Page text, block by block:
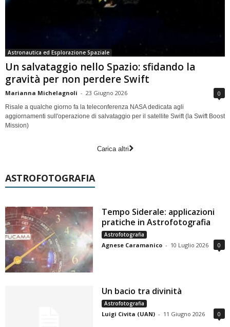
Astronautica ed Esplorazione Spaziale
Un salvataggio nello Spazio: sfidando la
gravità per non perdere Swift
Marianna Michelagnoli - 23 Giugno 2026 0
Risale a qualche giorno fa la teleconferenza NASA dedicata agli
aggiornamenti sull'operazione di salvataggio per il satellite Swift (la Swift Boost
Mission)
Carica altri
ASTROFOTOGRAFIA
Tempo Siderale: applicazioni
pratiche in Astrofotografia
Astrofotografia
Agnese Caramanico - 10 Luglio 2026 0
Un bacio tra divinità
Astrofotografia
Luigi Civita (UAN) - 11 Giugno 2026 0